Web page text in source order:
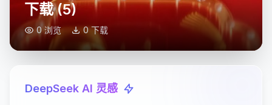
下载 (5)
0 浏览 0 下载
DeepSeek AI 灵感